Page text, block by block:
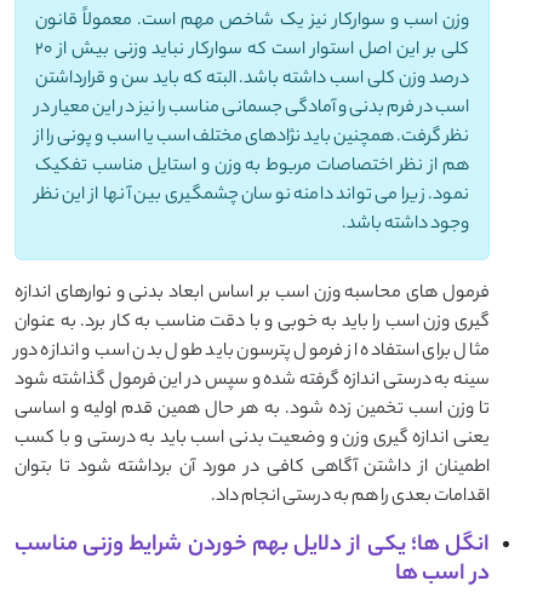
وزن اسب و سوارکار نیز یک شاخص مهم است. معمولاً قانون
کلی بر این اصل استوار است که سوارکار نباید وزنی بیش از 20
درصد وزن کلی اسب داشته باشد. البته که باید سن و قرارداشتن
اسب در فرم بدنی و آمادگی جسمانی مناسب را نیز در این معیار در
نظر گرفت. همچنین باید نژادهای مختلف اسب یا اسب و پونی را از
هم از نظر اختصاصات مربوط به وزن و استایل مناسب تفکیک
نمود. زیرا می تواند دامنه نوسان چشمگیری بین آنها از این نظر
وجود داشته باشد.
فرمول های محاسبه وزن اسب بر اساس ابعاد بدنی و نوارهای اندازه
گیری وزن اسب را باید به خوبی و با دقت مناسب به کار برد. به عنوان
مثال برای استفاده از فرمول پترسون باید طول بدن اسب و اندازه دور
سینه به درستی اندازه گرفته شده و سپس در این فرمول گذاشته شود
تا وزن اسب تخمین زده شود. به هر حال همین قدم اولیه و اساسی
یعنی اندازه گیری وزن و وضعیت بدنی اسب باید به درستی و با کسب
اطمینان از داشتن آگاهی کافی در مورد آن برداشته شود تا بتوان
اقدامات بعدی را هم به درستی انجام داد.
انگل ها؛ یکی از دلایل بهم خوردن شرایط وزنی مناسب
در اسب ها